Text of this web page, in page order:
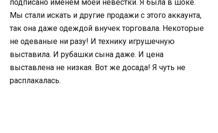
подписано именем моей невестки. Я была в шоке.
Мы стали искать и другие продажи с этого аккаунта,
так она даже одеждой внучек торговала. Некоторые
не одеваные ни разу! И технику игрушечную
выставила. И рубашки сына даже. И цена
выставлена не низкая. Вот же досада! Я чуть не
расплакалась.